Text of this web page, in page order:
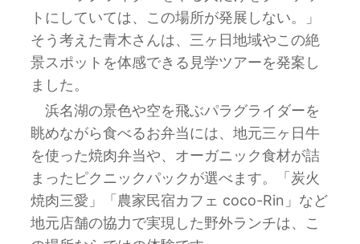
トにしていては、この場所が発展しない。」
そう考えた青木さんは、三ヶ日地域やこの絶
景スポットを体感できる見学ツアーを発案し
ました。
浜名湖の景色や空を飛ぶパラグライダーを
眺めながら食べるお弁当には、地元三ヶ日牛
を使った焼肉弁当や、オーガニック食材が詰
まったピクニックパックが選べます。「炭火
焼肉三愛」「農家民宿カフェ coco-Rin」など
地元店舗の協力で実現した野外ランチは、こ